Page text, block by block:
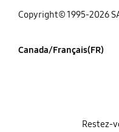
Copyright© 1995-2026
Canada/Français(FR)
Restez-